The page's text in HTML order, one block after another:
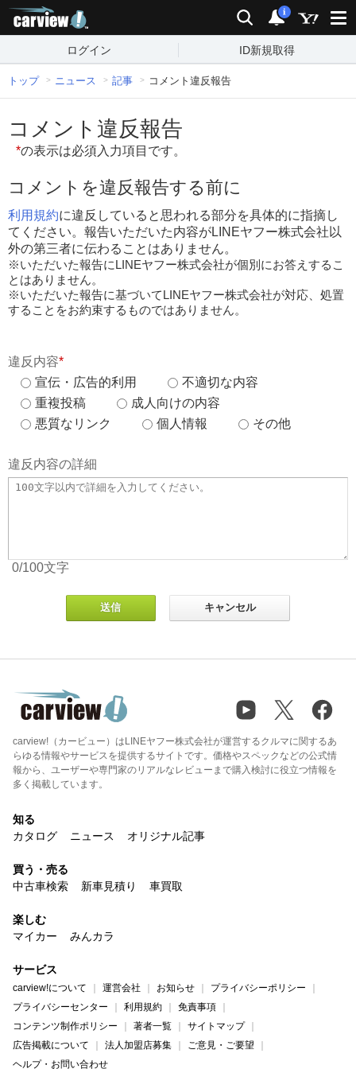
検索 通知
i
ログイン ID新規取得
トップ ニュース 記事 コメント違反報告
コメント違反報告
*の表示は必須入力項目です。
コメントを違反報告する前に
利用規約に違反していると思われる部分を具体的に指摘し
てください。報告いただいた内容がLINEヤフー株式会社以
外の第三者に伝わることはありません。
※いただいた報告にLINEヤフー株式会社が個別にお答えするこ
とはありません。
※いただいた報告に基づいてLINEヤフー株式会社が対応、処置
することをお約束するものではありません。
違反内容*
宣伝・広告的利用
不適切な内容
重複投稿
成人向けの内容
悪質なリンク
個人情報 その他
違反内容の詳細
0/100文字
carview!（カービュー）はLINEヤフー株式会社が運営するクルマに関するあ
らゆる情報やサービスを提供するサイトです。価格やスペックなどの公式情
報から、ユーザーや専門家のリアルなレビューまで購入検討に役立つ情報を
多く掲載しています。
知る
カタログ
ニュース オリジナル記事
買う・売る
中古車検索
新車見積り 車買取
楽しむ
マイカー
みんカラ
サービス
carview!について 運営会社 お知らせ
プライバシーポリシー
プライバシーセンター
利用規約
免責事項
コンテンツ制作ポリシー
著者一覧
サイトマップ
広告掲載について
法人加盟店募集
ご意見・ご要望
ヘルプ・お問い合わせ